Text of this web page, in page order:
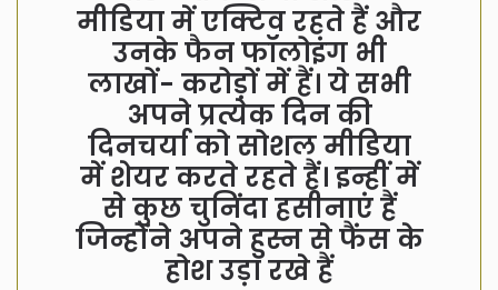
मीडिया में एक्टिव रहते हैं और
उनके फैन फॉलोइंग भी
लाखों- करोड़ों में हैं। ये सभी
अपने प्रत्येक दिन की
दिनचर्या को सोशल मीडिया
में शेयर करते रहते हैं। इन्हीं में
से कुछ चुनिंदा हसीनाएं हैं
जिन्होंने अपने हुस्न से फैंस के
होश उड़ा रखे हैं